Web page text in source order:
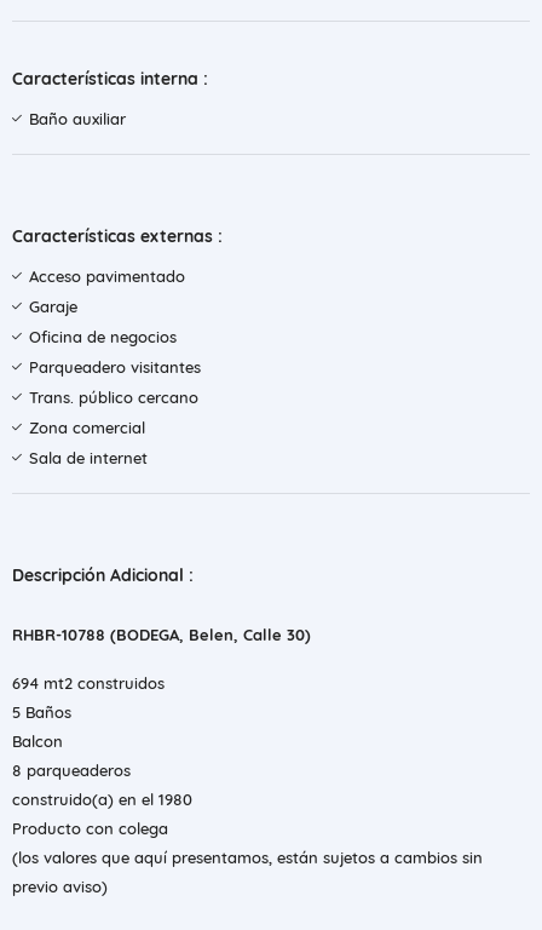
Características interna :
Baño auxiliar
Características externas :
Acceso pavimentado
Garaje
Oficina de negocios
Parqueadero visitantes
Trans. público cercano
Zona comercial
Sala de internet
Descripción Adicional :
RHBR-10788 (BODEGA, Belen, Calle 30)
694 mt2 construidos
5 Baños
Balcon
8 parqueaderos
construido(a) en el 1980
Producto con colega
(los valores que aquí presentamos, están sujetos a cambios sin
previo aviso)